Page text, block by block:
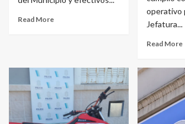
Read More
operativo
Jefatura...
Read More